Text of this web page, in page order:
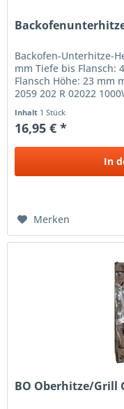
Backofen-Unterhitze-
mm Tiefe bis Flansch:
Flansch Höhe: 23 mm
2059 202 R 02022
Inhalt 1 Stück
16,95 € *
In
Merken
BO Oberhitze/Grill